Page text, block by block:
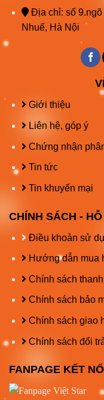
Địa chỉ: số 9.ngõ
Nhuế, Hà Nội
Giới thiệu
Liên hệ, góp ý
Chứng nhận
Tin tức
Tin khuyến mại
CHÍNH SÁCH -
Điều khoản sử
Hướng dẫn mua
Chính sách
Chính sách bảo
Chính sách giao
Chính sách đổi
FANPAGE KẾT